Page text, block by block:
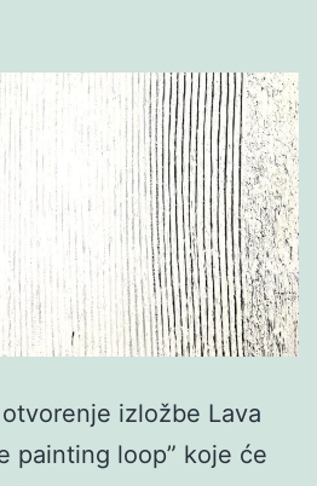
the
future
can
be
izložbe Lava
painting loop” koje će